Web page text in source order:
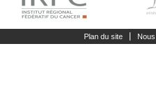
Plan du site